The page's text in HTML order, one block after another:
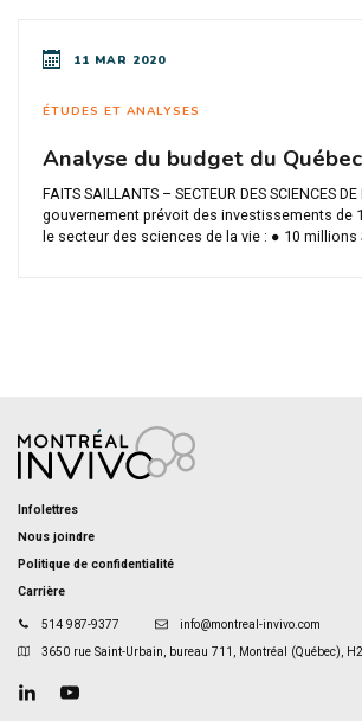
11 MAR 2020
ÉTUDES ET ANALYSES
Analyse du budget du Québec
FAITS SAILLANTS – SECTEUR DES SCIENCES
gouvernement prévoit des investissements de
le secteur des sciences de la vie : ● 10 millions
Infolettres
Nous joindre
Politique de confidentialité
Carrière
514 987-9377 info@montreal-invivo.com
3650 rue Saint-Urbain, bureau 711, Montréal (Québec),